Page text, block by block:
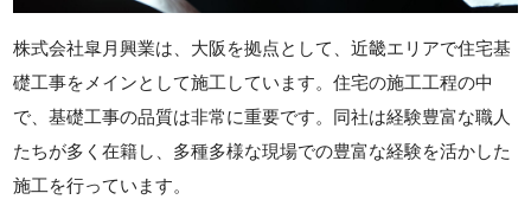
株式会社皐月興業は、大阪を拠点として、近畿エリアで住宅基
礎工事をメインとして施工しています。住宅の施工工程の中
で、基礎工事の品質は非常に重要です。同社は経験豊富な職人
たちが多く在籍し、多種多様な現場での豊富な経験を活かした
施工を行っています。